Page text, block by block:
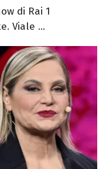
di Rai 1
Viale ...